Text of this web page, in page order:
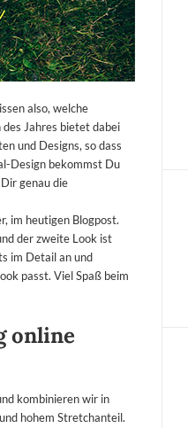
also, welche
Jahres bietet dabei
und Designs, so dass
Design bekommst Du
genau die
im heutigen Blogpost.
der zweite Look ist
im Detail an und
passt. Viel Spaß beim
online
kombinieren wir in
hohem Stretchanteil.